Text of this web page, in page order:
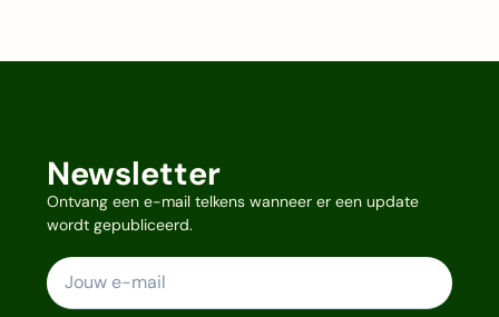
Newsletter
Ontvang een e-mail telkens wanneer er een update
wordt gepubliceerd.